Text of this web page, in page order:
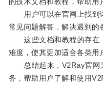
用户可以在官网上找到
常见问题解答，解决遇到的
这些文档和教程的存在
难度，使其更加适合各类用
总结起来，V2Ray官网
务，帮助用户了解和使用